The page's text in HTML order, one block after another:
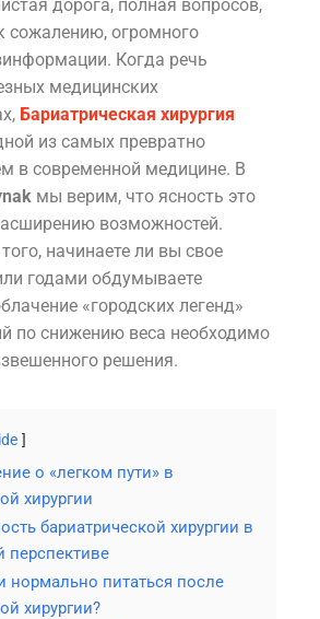
дорога, полная вопросов,
сожалению, огромного
Когда речь
медицинских
Бариатрическая хирургия
из самых превратно
в современной медицине. В
мы верим, что ясность это
возможностей.
начинаете ли вы свое
годами обдумываете
«городских легенд»
по снижению веса необходимо
решения.
о «легком пути» в
хирургии
бариатрической хирургии в
перспективе
питаться после
хирургии?